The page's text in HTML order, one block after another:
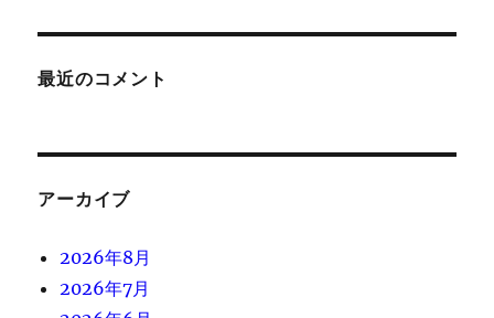
最近のコメント
アーカイブ
2026年8月
2026年7月